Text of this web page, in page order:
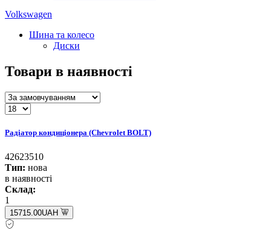
Volkswagen
Шина та колесо
Диски
Товари в наявності
Радіатор кондиціонера (Chevrolet BOLT)
42623510
Тип: нова
в наявності
Склад:
1
15715.00UAH